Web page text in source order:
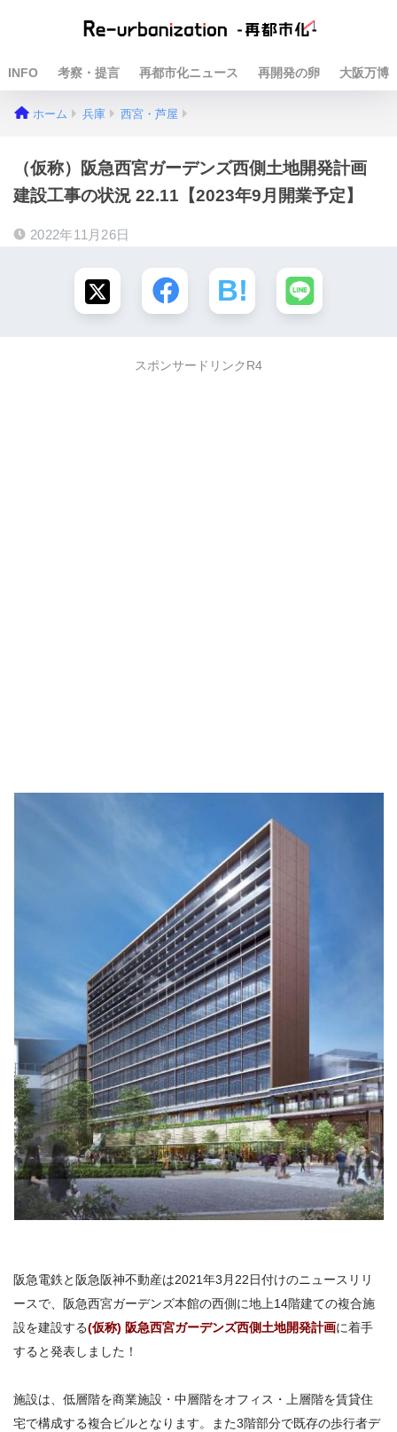
INFO 考察・提言 再都市化ニュース 再開発の卵 大阪万博
ホーム 兵庫 西宮・芦屋
（仮称）阪急西宮ガーデンズ西側土地開発計画
建設工事の状況 22.11【2023年9月開業予定】
2022年11月26日
スポンサードリンクR4
阪急電鉄と阪急阪神不動産は2021年3月22日付けのニュースリリ
ースで、阪急西宮ガーデンズ本館の西側に地上14階建ての複合施
設を建設する(仮称) 阪急西宮ガーデンズ西側土地開発計画に着手
すると発表しました！
施設は、低層階を商業施設・中層階をオフィス・上層階を賃貸住
宅で構成する複合ビルとなります。また3階部分で既存の歩行者デ